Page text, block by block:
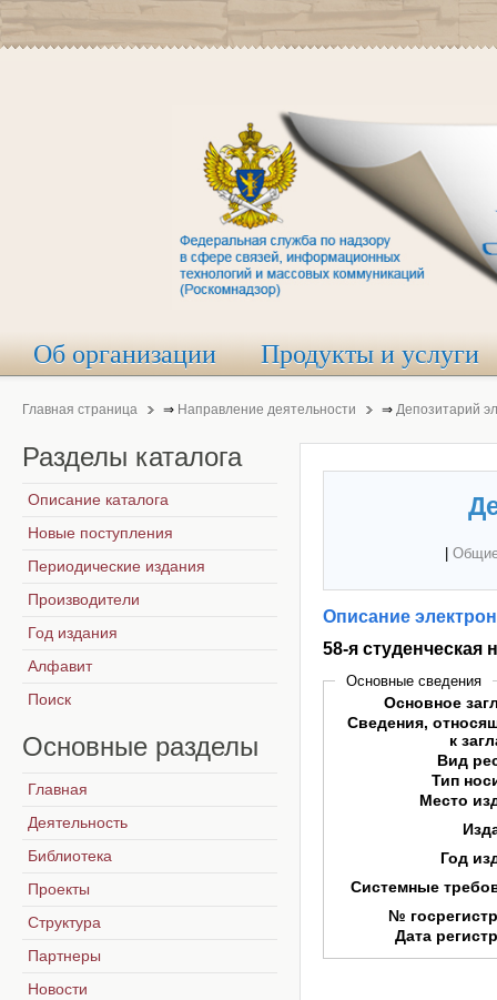
Об организации Продукты и услуги
Главная страница ⇒ Направление деятельности ⇒ Депозитарий
Описание
58-я студенческая
Основные сведения
Основное
Сведения,
к
Вид
Тип
Место
Год
Системные
№
Дата
Разделы каталога
Описание каталога
Новые поступления
Периодические издания
Производители
Год издания
Алфавит
Поиск
Основные разделы
Главная
Деятельность
Библиотека
Проекты
Структура
Партнеры
Новости